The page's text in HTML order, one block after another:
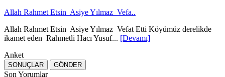
Allah Rahmet Etsin Asiye Yılmaz Vefa..
Allah Rahmet Etsin Asiye Yılmaz Vefat Etti Köyümüz derelikde
ikamet eden Rahmetli Hacı Yusuf... [Devamı]
Anket
Son Yorumlar